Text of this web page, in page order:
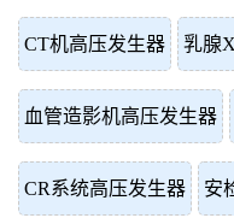
CT机高压发生器 乳腺
血管造影机高压发生器
CR系统高压发生器 安